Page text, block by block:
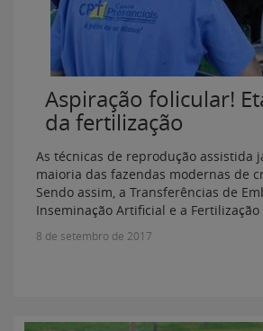
Aspiração folicular!
da fertilização
As técnicas de reprodução assistida
maioria das fazendas modernas de
Sendo assim, a Transferências de
Inseminação Artificial e a
8 de setembro de 2017